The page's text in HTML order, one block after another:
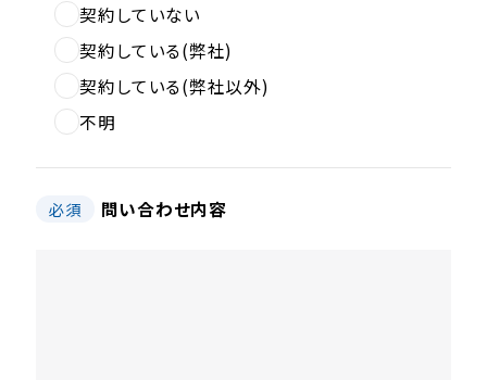
契約していない
契約している(弊社)
契約している(弊社以外)
不明
必須 問い合わせ内容